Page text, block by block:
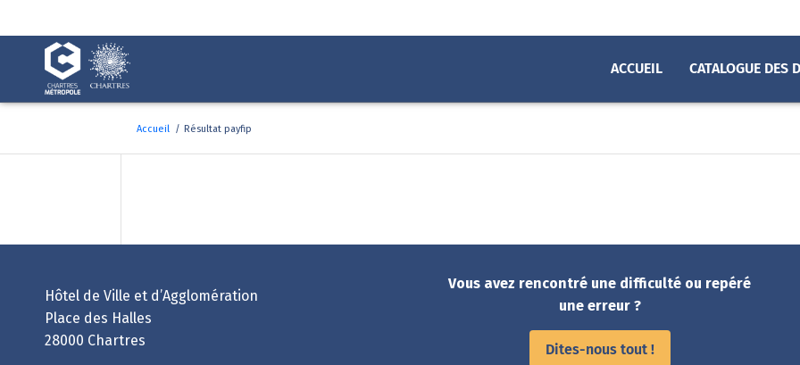
chat
ACCUEIL CATALOGUE DES
Accueil / Résultat payfip
Hôtel de Ville et d’Agglomération
Place des Halles
28000 Chartres
Vous avez rencontré une difficulté ou repéré
une erreur ?
Dites-nous tout !